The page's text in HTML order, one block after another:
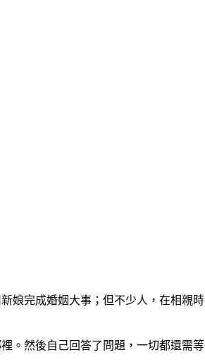
娘完成婚姻大事；但不少人，在相親
。然後自己回答了問題，一切都還需